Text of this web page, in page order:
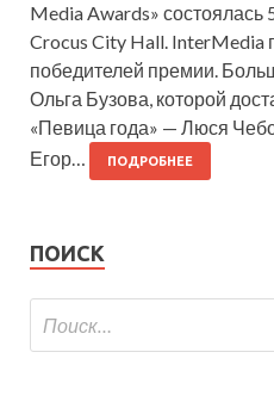
Media Awards» состоялась
Crocus City Hall. InterMedia
победителей премии.
Ольга Бузова, которой
«Певица года» — Люся
Егор…
ПОДРОБНЕЕ
ПОИСК